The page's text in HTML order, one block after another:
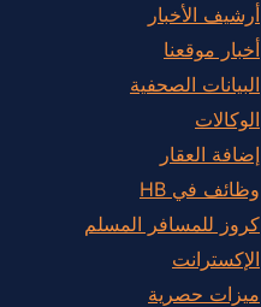
أرشيف الأخبار
أخبار موقعنا
البيانات الصحفية
الوكالات
إضافة العقار
وظائف في HB
كروز للمسافر المسلم
الإكسترانت
ميزات حصرية